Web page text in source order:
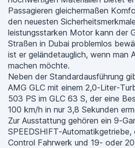
Passagieren gleichermaßen
den neuesten
leistungsstarken Motor kann der
Straßen in Dubai problemlos
ist er geländetauglich, wenn man
machen möchte.
Neben der Standardausführung
AMG GLC mit einem 2,0-Liter-
503 PS im GLC 63 S, der eine
100 km/h in nur 3,8 Sekunden
Zur Ausstattung gehören ein 9-
SPEEDSHIFT-Automatikgetriebe,
Control Fahrwerk und 19- oder